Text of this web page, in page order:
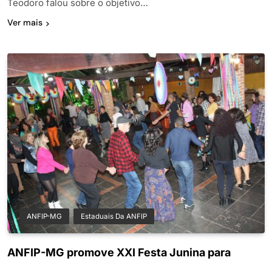
Teodoro falou sobre o objetivo…
Ver mais
ANFIP-MG Estaduais Da ANFIP
ANFIP-MG promove XXI Festa Junina para